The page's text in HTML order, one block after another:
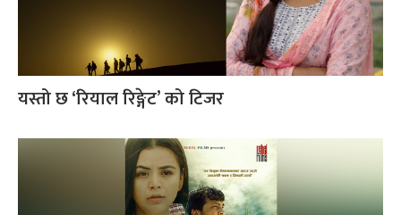
यस्तो छ ‘रियाल रिङ्गेट’ को टिजर